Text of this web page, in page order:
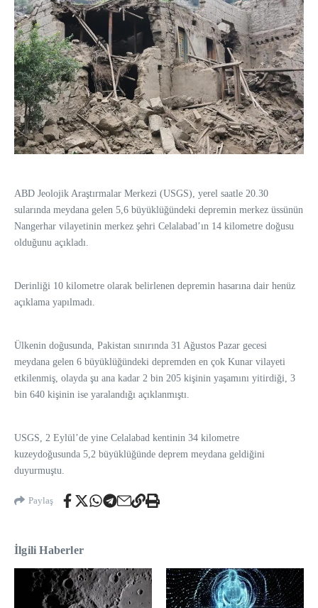
ABD Jeolojik Araştırmalar Merkezi (USGS), yerel saatle 20.30
sularında meydana gelen 5,6 büyüklüğündeki depremin merkez üssünün
Nangerhar vilayetinin merkez şehri Celalabad’ın 14 kilometre doğusu
olduğunu açıkladı.
Derinliği 10 kilometre olarak belirlenen depremin hasarına dair henüz
açıklama yapılmadı.
Ülkenin doğusunda, Pakistan sınırında 31 Ağustos Pazar gecesi
meydana gelen 6 büyüklüğündeki depremden en çok Kunar vilayeti
etkilenmiş, olayda şu ana kadar 2 bin 205 kişinin yaşamını yitirdiği, 3
bin 640 kişinin ise yaralandığı açıklanmıştı.
USGS, 2 Eylül’de yine Celalabad kentinin 34 kilometre
kuzeydoğusunda 5,2 büyüklüğünde deprem meydana geldiğini
duyurmuştu.
Paylaş
İlgili Haberler